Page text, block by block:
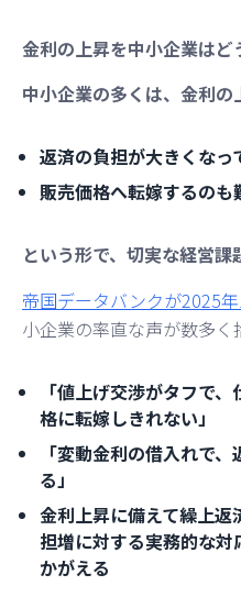
金利の上昇を中小企業はど
中小企業の多くは、金利の
返済の負担が大きくなっ
販売価格へ転嫁するのも
という形で、切実な経営課
帝国データバンクが2025
小企業の率直な声が数多く
「値上げ交渉がタフで
格に転嫁しきれない」
「変動金利の借入れで
る」
金利上昇に備えて繰上返
担増に対する実務的な
かがえる